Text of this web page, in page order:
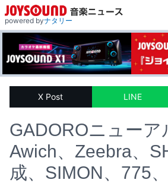
powered byナタリー
X Post LINE
GADOROニューア
Awich、Zeebra、
成、SIMON、775